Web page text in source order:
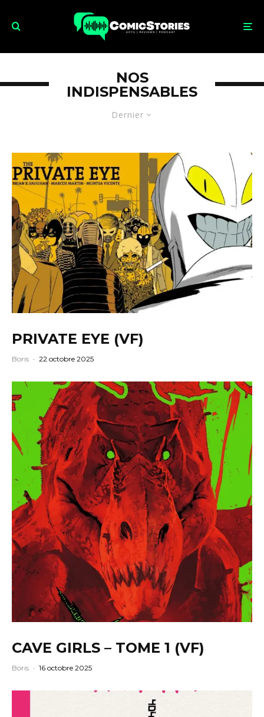
Dernier
NOS
INDISPENSABLES
PRIVATE EYE (VF)
Boris · 22 octobre 2025
CAVE GIRLS – TOME 1 (VF)
Boris · 16 octobre 2025